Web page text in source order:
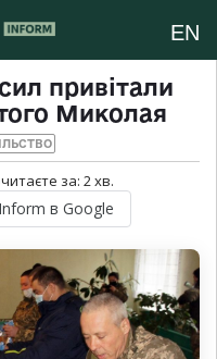
EN
привітали
Миколая
за: 2хв.
в Google